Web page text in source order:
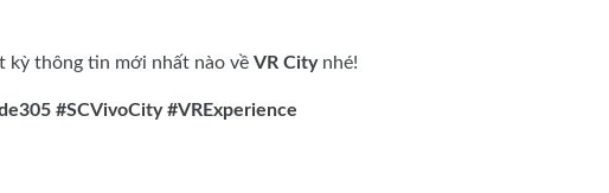
kỳ thông tin mới nhất nào về VR Citynhé!
#SCVivoCity #VRExperience